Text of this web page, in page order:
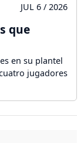
JUL 6 / 2026
que
en su plantel
jugadores